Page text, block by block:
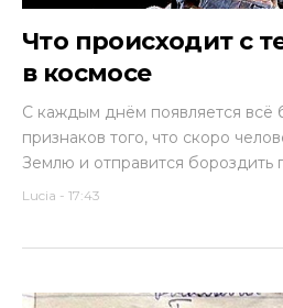
Что происходит с
в космосе
С каждым днём появляется
признаков того, что скоро
Землю и отправится бороздить
Lucia - 17:43